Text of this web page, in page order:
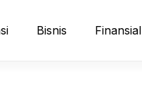
Bisnis Finansial